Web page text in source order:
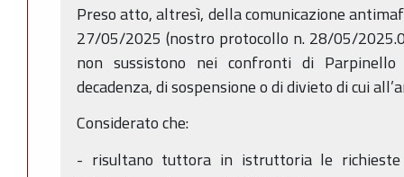
Preso atto, altresì, della comunicazione
27/05/2025 (nostro protocollo n. 28/05/
non sussistono nei confronti di
decadenza, di sospensione o di divieto di cui
Considerato che:
- risultano tuttora in istruttoria le richieste